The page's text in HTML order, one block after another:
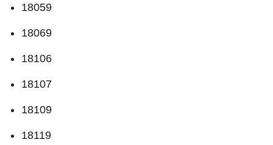
18059
18069
18106
18107
18109
18119